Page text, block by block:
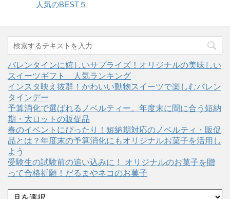
人気のBEST５
バレンタインに嬉しいサプライズ！オリジナルの美味しい
スイーツギフト 人気ランキング
インスタ映え抜群！かわいい動物スイーツで楽しむバレン
タインデー
予算消化で選ばれるノベルティー。年度末に間に合う短納
期・大ロットの販促品
春のイベントにぴったり！短納期対応のノベルティ・販促
品とは？年度末の予算消化にもオリジナルお菓子を活用し
よう
受験生の試験前の追い込みに！ オリジナルのお菓子を贈
って合格祈願！だるまやネコのお菓子
ア